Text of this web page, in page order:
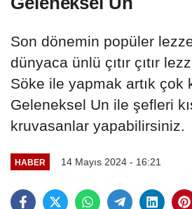
Son dönemin popüler
dünyaca ünlü çıtır çıtır
Söke ile yapmak artık çok
Geleneksel Un ile şefleri
kruvasanlar yapabilirsiniz.
HABER 14 Mayıs 2024 - 16:21